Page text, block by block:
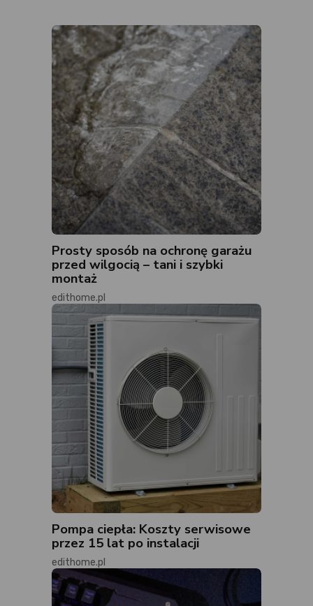
Prosty sposób na ochronę garażu
przed wilgocią – tani i szybki
montaż
edithome.pl
Pompa ciepła: Koszty serwisowe
przez 15 lat po instalacji
edithome.pl